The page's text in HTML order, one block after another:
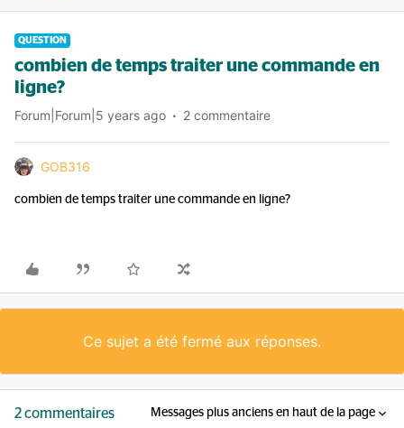
QUESTION
combien de temps traiter une commande en
ligne?
Forum|Forum|5 years ago 2 commentaire
GOB316
combien de temps traiter une commande en ligne?
Ce sujet a été fermé aux réponses.
2 commentaires Messages plus anciens en haut de la page